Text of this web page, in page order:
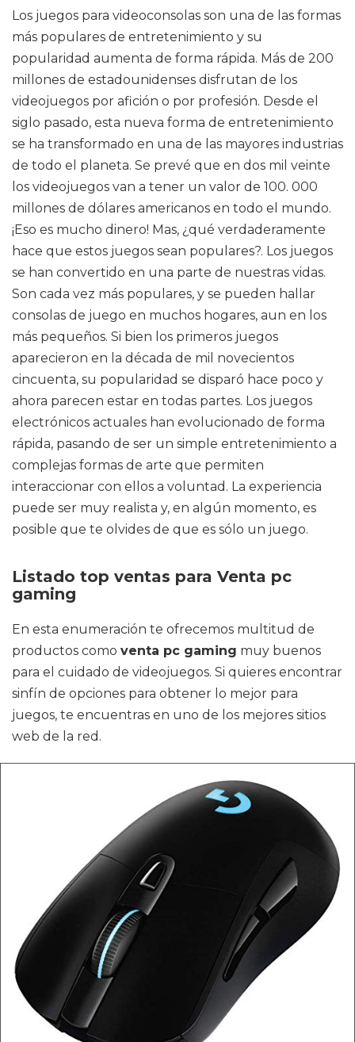
Los juegos para videoconsolas son una de las formas
más populares de entretenimiento y su
popularidad aumenta de forma rápida. Más de 200
millones de estadounidenses disfrutan de los
videojuegos por afición o por profesión. Desde el
siglo pasado, esta nueva forma de entretenimiento
se ha transformado en una de las mayores industrias
de todo el planeta. Se prevé que en dos mil veinte
los videojuegos van a tener un valor de 100. 000
millones de dólares americanos en todo el mundo.
¡Eso es mucho dinero! Mas, ¿qué verdaderamente
hace que estos juegos sean populares?. Los juegos
se han convertido en una parte de nuestras vidas.
Son cada vez más populares, y se pueden hallar
consolas de juego en muchos hogares, aun en los
más pequeños. Si bien los primeros juegos
aparecieron en la década de mil novecientos
cincuenta, su popularidad se disparó hace poco y
ahora parecen estar en todas partes. Los juegos
electrónicos actuales han evolucionado de forma
rápida, pasando de ser un simple entretenimiento a
complejas formas de arte que permiten
interaccionar con ellos a voluntad. La experiencia
puede ser muy realista y, en algún momento, es
posible que te olvides de que es sólo un juego.
Listado top ventas para Venta pc
gaming
En esta enumeración te ofrecemos multitud de
productos como venta pc gaming muy buenos
para el cuidado de videojuegos. Si quieres encontrar
sinfín de opciones para obtener lo mejor para
juegos, te encuentras en uno de los mejores sitios
web de la red.